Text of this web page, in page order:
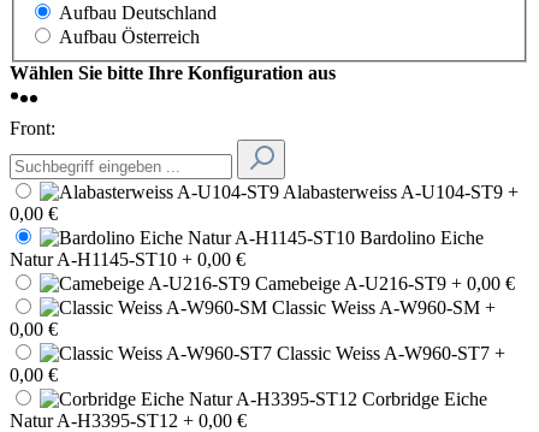
Aufbau Deutschland
Aufbau Österreich
Wählen Sie bitte Ihre Konfiguration aus
Front:
Alabasterweiss A-U104-ST9 +
0,00 €
Bardolino Eiche
Natur A-H1145-ST10 + 0,00 €
Camebeige A-U216-ST9 + 0,00 €
Classic Weiss A-W960-SM +
0,00 €
Classic Weiss A-W960-ST7 +
0,00 €
Corbridge Eiche
Natur A-H3395-ST12 + 0,00 €